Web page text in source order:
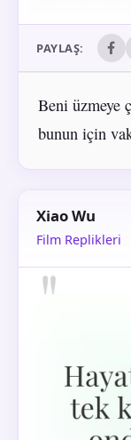
PAYLAŞ:
Beni üzmeye
bunun için
Xiao Wu
Film Replikleri